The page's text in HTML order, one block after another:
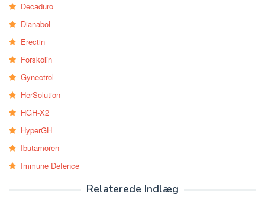
Decaduro
Dianabol
Erectin
Forskolin
Gynectrol
HerSolution
HGH-X2
HyperGH
Ibutamoren
Immune Defence
Relaterede Indlæg